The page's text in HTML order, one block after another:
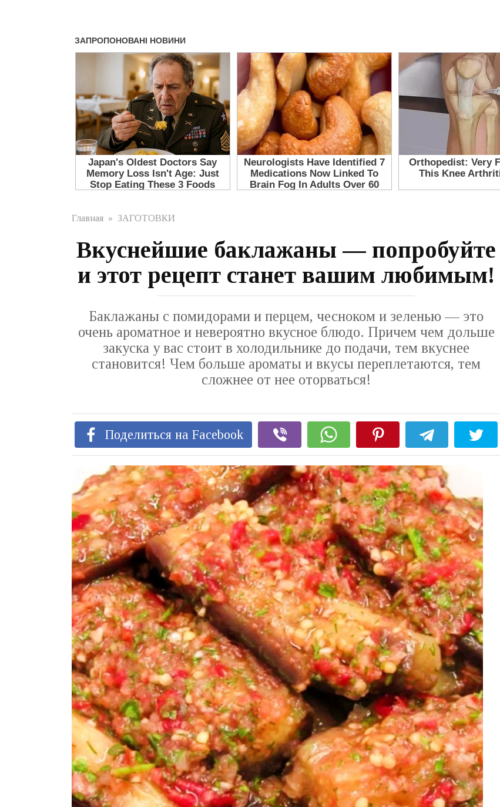
Главная » ЗАГОТОВКИ
Вкуснейшие баклажаны — попробуйте
и этот рецепт станет вашим любимым!
Баклажаны с помидорами и перцем, чесноком и зеленью — это
очень ароматное и невероятно вкусное блюдо. Причем чем дольше
закуска у вас стоит в холодильнике до подачи, тем вкуснее
становится! Чем больше ароматы и вкусы переплетаются, тем
сложнее от нее оторваться!
Поделиться на Facebook